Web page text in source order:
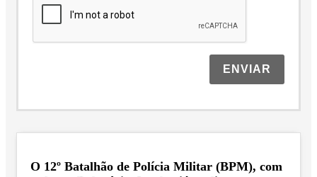
ENVIAR
O 12º Batalhão de Polícia Militar (BPM), com